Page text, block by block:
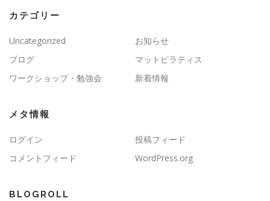
カテゴリー
Uncategorized
お知らせ
ブログ
マットピラティス
ワークショップ・勉強会
新着情報
メタ情報
ログイン
投稿フィード
コメントフィード
WordPress.org
BLOGROLL